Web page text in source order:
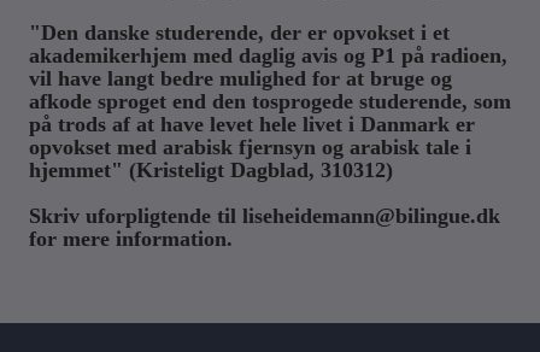
"Den danske studerende, der er opvokset i et
akademikerhjem med daglig avis og P1 på radioen,
vil have langt bedre mulighed for at bruge og
afkode sproget end den tosprogede studerende, som
på trods af at have levet hele livet i Danmark er
opvokset med arabisk fjernsyn og arabisk tale i
hjemmet" (Kristeligt Dagblad, 310312)
Skriv uforpligtende til liseheidemann@bilingue.dk
for mere information.